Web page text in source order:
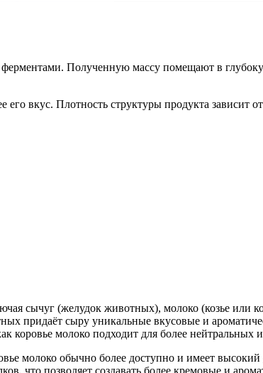
ферментами. Полученную массу помещают в
вкус. Плотность структуры продукта зависит
сычуг (желудок животных), молоко (козье или
придаёт сыру уникальные вкусовые и
коровье молоко подходит для более нейтральных
молоко обычно более доступно и имеет высокий
что позволяет создавать более кремовые и